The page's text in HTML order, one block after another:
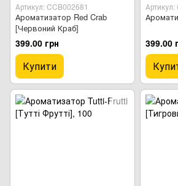
Артикул: CCB002681
Ароматизатор Red Crab
[Червоний Краб]
399.00 грн
Купити
399.00